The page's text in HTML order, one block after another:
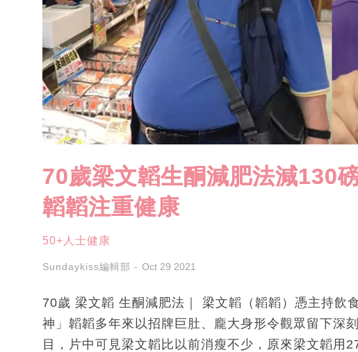
70歲梁文韜生酮減肥法減130
韜韜注重健康
50+人士健康
Sundaykiss編輯部 Oct 29 2021
70歲 梁文韜 生酮減肥法｜ 梁文韜（韜韜）憑主持飲
神」韜韜多年來以招牌巨肚、龐大身形令觀眾留下深
目，片中可見梁文韜比以前消瘦不少，原來梁文韜用